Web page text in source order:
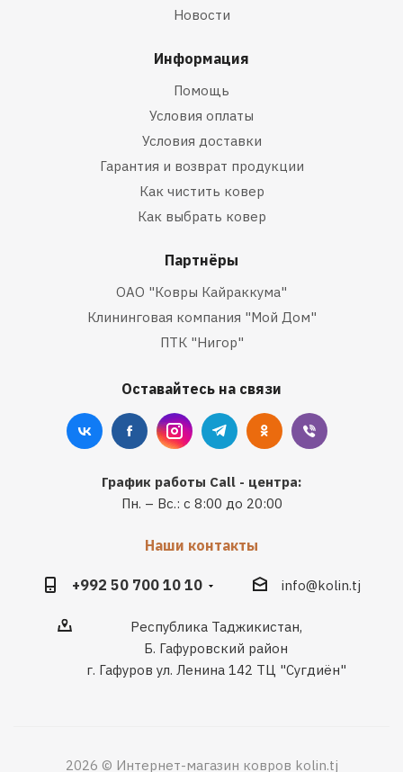
Новости
Информация
Помощь
Условия оплаты
Условия доставки
Гарантия и возврат продукции
Как чистить ковер
Как выбрать ковер
Партнёры
ОАО "Ковры Кайраккума"
Клининговая компания "Мой Дом"
ПТК "Нигор"
Оставайтесь на связи
График работы Call - центра:
Пн. – Вс.: с 8:00 до 20:00
Наши контакты
+992 50 700 10 10 info@kolin.tj
Республика Таджикистан,
Б. Гафуровский район
г. Гафуров ул. Ленина 142 ТЦ "Сугдиён"
2026 © Интернет-магазин ковров kolin.tj